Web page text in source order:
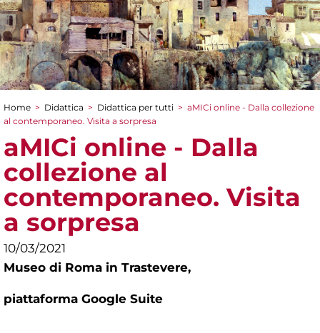
Tu sei qui
Home > Didattica > Didattica per tutti > aMICi online - Dalla collezione
al contemporaneo. Visita a sorpresa
aMICi online - Dalla
collezione al
contemporaneo. Visita
a sorpresa
10/03/2021
Museo di Roma in Trastevere,
piattaforma Google Suite